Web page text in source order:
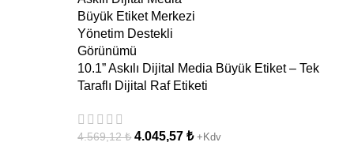
10.1” Askılı Dijital Media Büyük Etiket – Tek
Taraflı Dijital Raf Etiketi
4.569,12₺ 4.045,57₺ +Kdv